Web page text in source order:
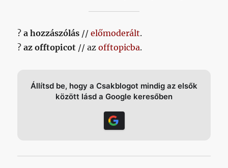
?a hozzászólás //előmoderált.
?az offtopicot // azofftopicba.
Állítsd be, hogy a Csakblogot mindig az elsők
között lásd a Google keresőben